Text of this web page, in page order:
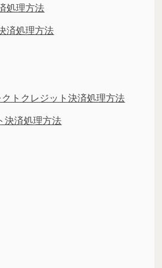
処理方法
済処理方法
トクレジット決済処理方法
決済処理方法